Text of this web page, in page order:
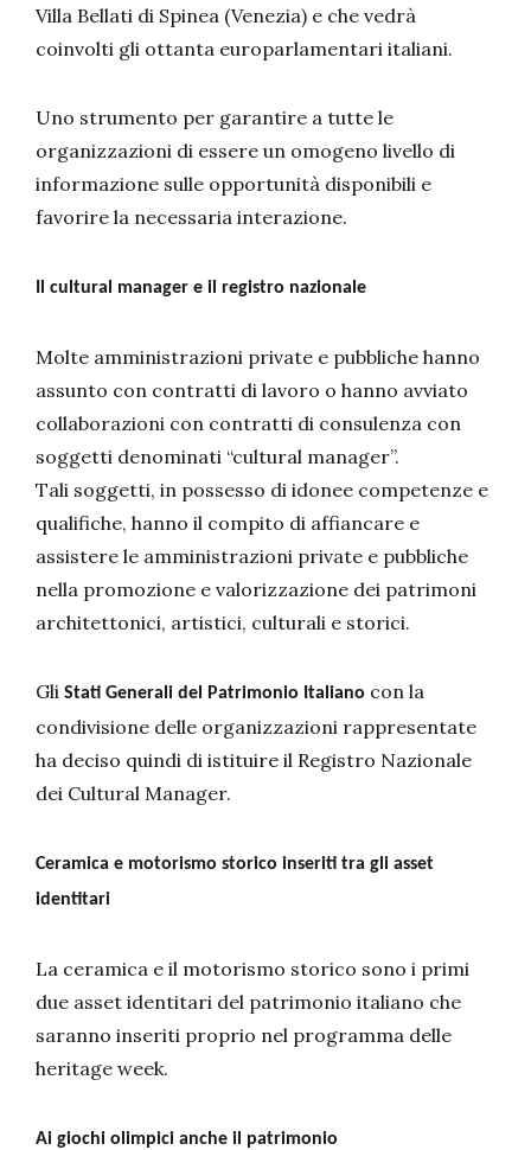
Villa Bellati di Spinea (Venezia) e che vedrà
coinvolti gli ottanta europarlamentari italiani.
Uno strumento per garantire a tutte le
organizzazioni di essere un omogeno livello di
informazione sulle opportunità disponibili e
favorire la necessaria interazione.
Il cultural manager e il registro nazionale
Molte amministrazioni private e pubbliche hanno
assunto con contratti di lavoro o hanno avviato
collaborazioni con contratti di consulenza con
soggetti denominati “cultural manager”.
Tali soggetti, in possesso di idonee competenze e
qualifiche, hanno il compito di affiancare e
assistere le amministrazioni private e pubbliche
nella promozione e valorizzazione dei patrimoni
architettonici, artistici, culturali e storici.
Gli Stati Generali del Patrimonio Italiano con la
condivisione delle organizzazioni rappresentate
ha deciso quindi di istituire il Registro Nazionale
dei Cultural Manager.
Ceramica e motorismo storico inseriti tra gli asset
identitari
La ceramica e il motorismo storico sono i primi
due asset identitari del patrimonio italiano che
saranno inseriti proprio nel programma delle
heritage week.
Ai giochi olimpici anche il patrimonio